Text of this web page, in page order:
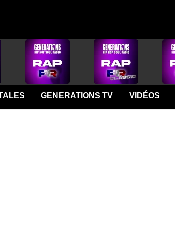
GENERATIONS TV VIDÉOS